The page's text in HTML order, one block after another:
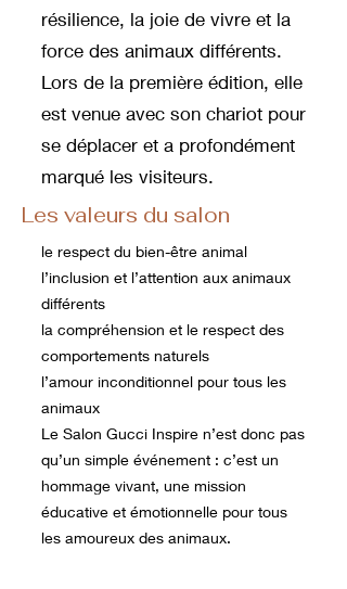
résilience, la joie de vivre et la
force des animaux différents.
Lors de la première édition, elle
est venue avec son chariot pour
se déplacer et a profondément
marqué les visiteurs.
Les valeurs du salon
le respect du bien-être animal
l’inclusion et l’attention aux animaux
différents
la compréhension et le respect des
comportements naturels
l’amour inconditionnel pour tous les
animaux
Le Salon Gucci Inspire n’est donc pas
qu’un simple événement : c’est un
hommage vivant, une mission
éducative et émotionnelle pour tous
les amoureux des animaux.